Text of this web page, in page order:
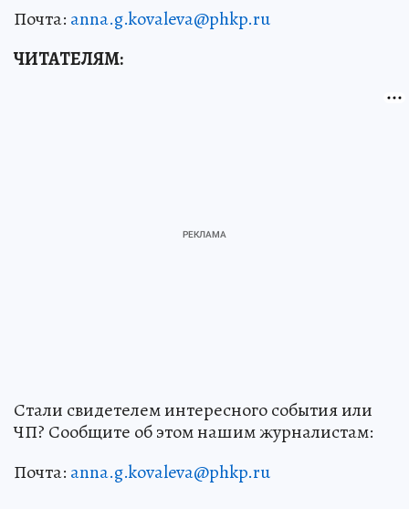
Почта: anna.g.kovaleva@phkp.ru
ЧИТАТЕЛЯМ:
Стали свидетелем интересного события или
ЧП? Сообщите об этом нашим журналистам:
Почта: anna.g.kovaleva@phkp.ru